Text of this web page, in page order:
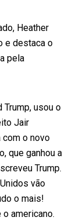
Heather
e destaca o
pela
Trump, usou o
Jair
com o novo
que ganhou a
Trump.
vão
o mais!
americano.